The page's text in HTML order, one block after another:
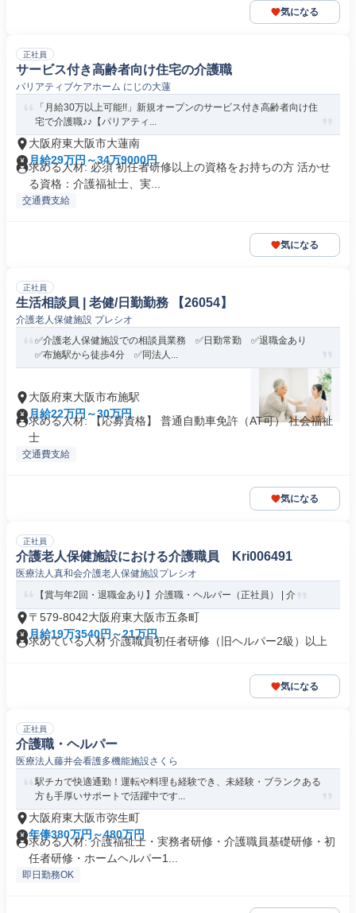
気になる
正社員
サービス付き高齢者向け住宅の介護職
パリアティブケアホーム にじの大蓮
「月給30万以上可能!!」新規オープンのサービス付き高齢者向け住
宅で介護職♪♪【パリアティ...
大阪府東大阪市大蓮南
月給29万円～34万9000円
求める人材: 必須 初任者研修以上の資格をお持ちの方 活かせ
る資格：介護福祉士、実...
交通費支給
気になる
正社員
生活相談員 | 老健/日勤勤務 【26054】
介護老人保健施設 プレシオ
✅介護老人保健施設での相談員業務 ✅日勤常勤 ✅退職金あり
✅布施駅から徒歩4分 ✅同法人...
大阪府東大阪市布施駅
月給22万円～30万円
求める人材: 【応募資格】 普通自動車免許（AT可） 社会福祉
士
交通費支給
気になる
正社員
介護老人保健施設における介護職員 Kri006491
医療法人真和会介護老人保健施設プレシオ
【賞与年2回・退職金あり】介護職・ヘルパー（正社員） | 介
〒579-8042大阪府東大阪市五条町
月給19万3540円～21万円
求めている人材 介護職員初任者研修（旧ヘルパー2級）以上
気になる
正社員
介護職・ヘルパー
医療法人藤井会看護多機能施設さくら
駅チカで快適通勤！運転や料理も経験でき、未経験・ブランクある
方も手厚いサポートで活躍中です...
大阪府東大阪市弥生町
年俸380万円～480万円
求める人材: 介護福祉士・実務者研修・介護職員基礎研修・初
任者研修・ホームヘルパー1...
即日勤務OK